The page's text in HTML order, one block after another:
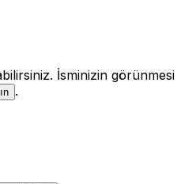
İsminizin görünmesi
.